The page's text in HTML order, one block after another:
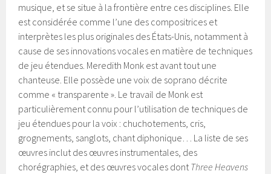
musique, et se situe à la frontière entre ces disciplines. Elle
est considérée comme l’une des compositrices et
interprètes les plus originales des États-Unis, notamment à
cause de ses innovations vocales en matière de techniques
de jeu étendues. Meredith Monk est avant tout une
chanteuse. Elle possède une voix de soprano décrite
comme « transparente ». Le travail de Monk est
particulièrement connu pour l’utilisation de techniques de
jeu étendues pour la voix : chuchotements, cris,
grognements, sanglots, chant diphonique… La liste de ses
œuvres inclut des œuvres instrumentales, des
chorégraphies, et des œuvres vocales dont Three Heavens